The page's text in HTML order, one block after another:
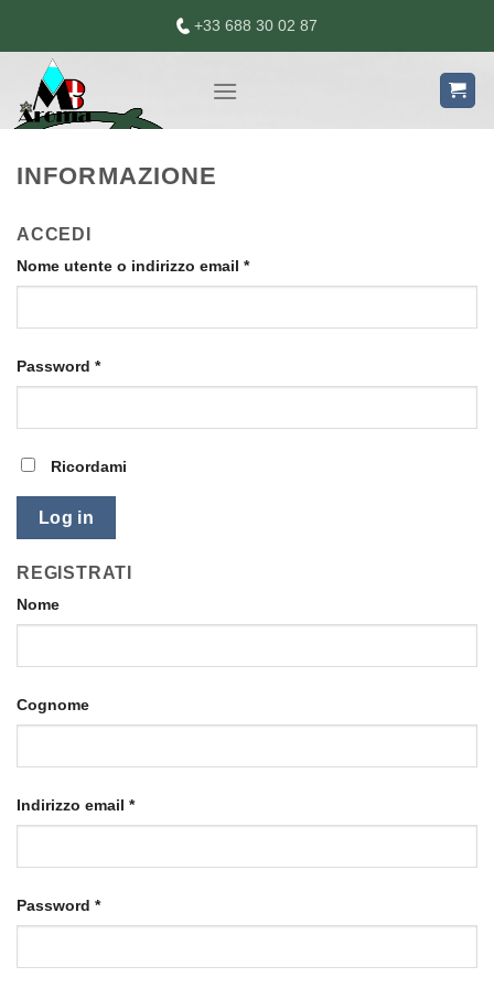
content
+33 688 30 02 87
INFORMAZIONE
ACCEDI
Nome utente o indirizzo email *
Password *
Ricordami
Log in
REGISTRATI
Nome
Cognome
Indirizzo email *
Password *